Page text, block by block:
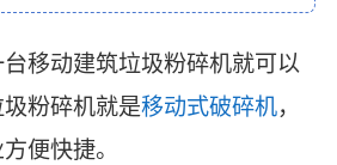
移动建筑垃圾粉碎机就可以
粉碎机就是移动式破碎机，
便快捷。